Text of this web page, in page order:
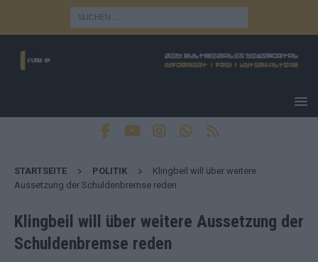
STARTSEITE POLITIK
Klingbeil will über weitere
Aussetzung der Schuldenbremse reden
Klingbeil will über weitere Aussetzung der
Schuldenbremse reden